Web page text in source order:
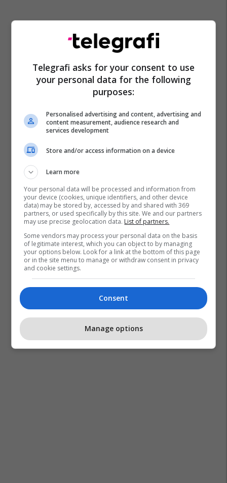
Ufc
Telegrafi asks for your consent to use
your personal data for the following
purposes:
Personalised advertising and content, advertising and
content measurement, audience research and
services development
Store and/or access information on a device
Learn more
Your personal data will be processed and information from
your device (cookies, unique identifiers, and other device
data) may be stored by, accessed by and shared with 369
partners, or used specifically by this site. We and our partners
may use precise geolocation data. List of partners.
Some vendors may process your personal data on the basis
of legitimate interest, which you can object to by managing
your options below. Look for a link at the bottom of this page
or in the site menu to manage or withdraw consent in privacy
and cookie settings.
Consent
Manage options